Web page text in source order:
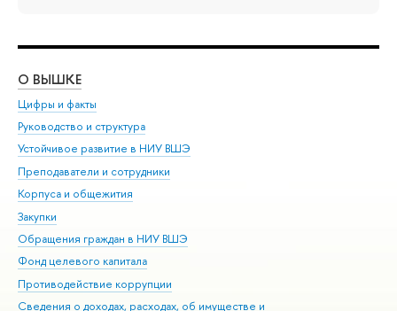
О ВЫШКЕ
Цифры и факты
Руководство и структура
Устойчивое развитие в НИУ ВШЭ
Преподаватели и сотрудники
Корпуса и общежития
Закупки
Обращения граждан в НИУ ВШЭ
Фонд целевого капитала
Противодействие коррупции
Сведения о доходах, расходах, об имуществе и